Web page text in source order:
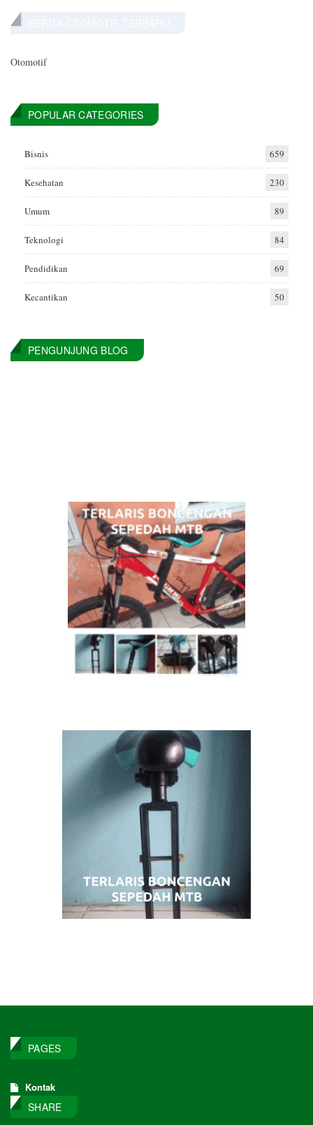
Otomotif
POPULAR CATEGORIES
Bisnis 659
Kesehatan 230
Umum 89
Teknologi 84
Pendidikan 69
Kecantikan 50
PENGUNJUNG BLOG
PAGES
Kontak
SHARE